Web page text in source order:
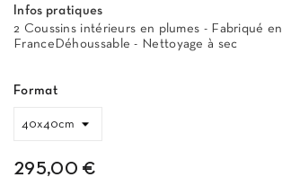
Infos pratiques
2 Coussins intérieurs en plumes - Fabriqué en
FranceDéhoussable - Nettoyage à sec
Format
295,00 €